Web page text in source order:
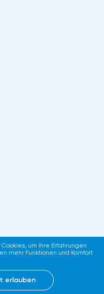
um Ihre Erfahrungen
mehr Funktionen und Komfort
erlauben